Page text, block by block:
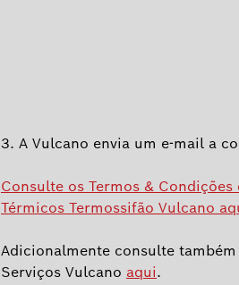
3. A Vulcano envia um e-mail a
Consulte os Termos &
Térmicos Termossifão Vulcano
Adicionalmente consulte
Serviços Vulcano aqui.